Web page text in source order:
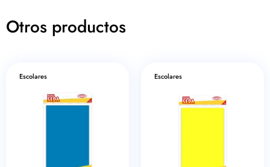
Otros productos
Escolares Escolares